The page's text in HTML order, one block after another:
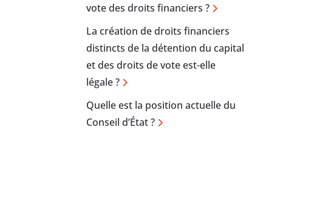
vote des droits financiers ?
La création de droits financiers
distincts de la détention du capital
et des droits de vote est-elle
légale ?
Quelle est la position actuelle du
Conseil d’État ?